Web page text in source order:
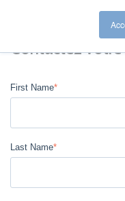
Contactez
First Name*
Last Name*